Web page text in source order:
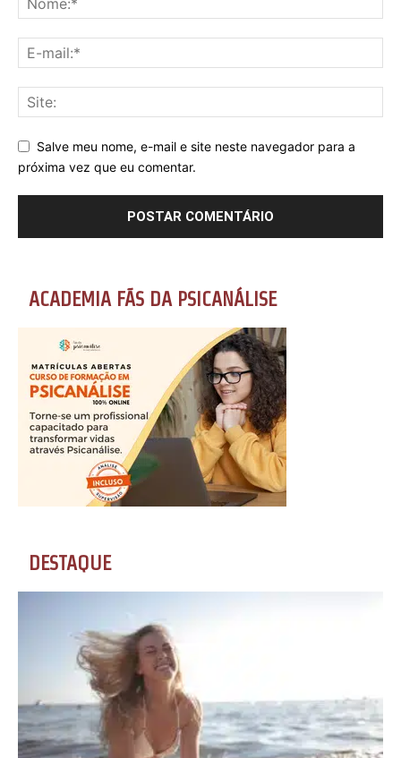
Salve meu nome, e-mail e site neste navegador para a
próxima vez que eu comentar.
ACADEMIA FÃS DA PSICANÁLISE
DESTAQUE